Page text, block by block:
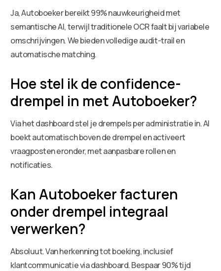
Ja, Autoboeker bereikt 99% nauwkeurigheid met
semantische AI, terwijl traditionele OCR faalt bij variabele
omschrijvingen. We bieden volledige audit-trail en
automatische matching.
Hoe stel ik de confidence-
drempel in met Autoboeker?
Via het dashboard stel je drempels per administratie in. AI
boekt automatisch boven de drempel en activeert
vraagposten eronder, met aanpasbare rollen en
notificaties.
Kan Autoboeker facturen
onder drempel integraal
verwerken?
Absoluut. Van herkenning tot boeking, inclusief
klantcommunicatie via dashboard. Bespaar 90% tijd